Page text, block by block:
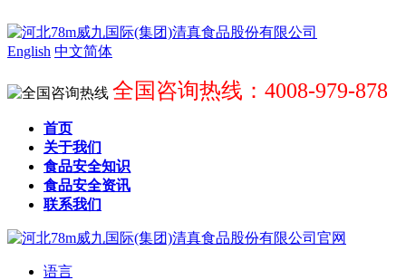
English 中文简体
全国咨询热线：4008-979-878
首页
关于我们
食品安全知识
食品安全资讯
联系我们
语言